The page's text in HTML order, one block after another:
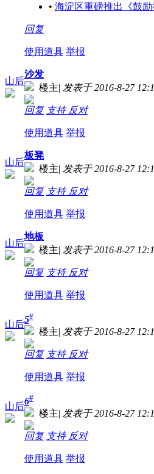
• 海淀区重磅推出《鼓
回复
使用道具 举报
山后
沙发
楼主| 发表于 2016-8-27
回复 支持 反对
使用道具 举报
山后
板凳
楼主| 发表于 2016-8-27
回复 支持 反对
使用道具 举报
山后
地板
楼主| 发表于 2016-8-27
回复 支持 反对
使用道具 举报
山后5#
楼主| 发表于 2016-8-27
回复 支持 反对
使用道具 举报
山后6#
楼主| 发表于 2016-8-27
回复 支持 反对
使用道具 举报